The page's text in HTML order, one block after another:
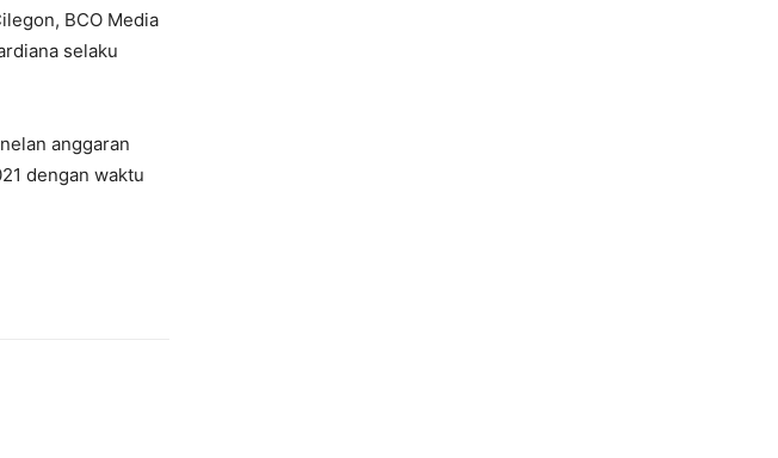
BCO Media
selaku
anggaran
dengan waktu